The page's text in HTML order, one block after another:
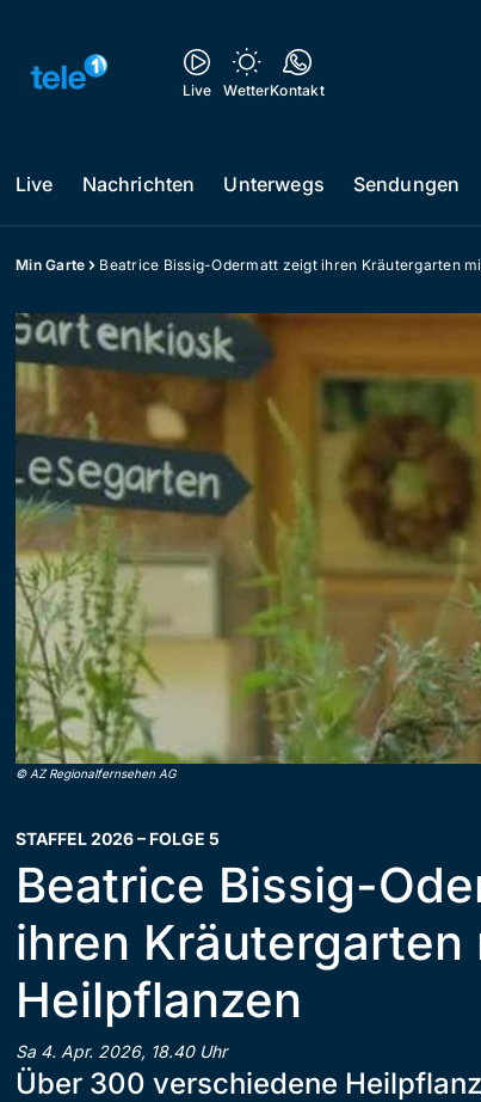
Live WetterKontakt
Live Nachrichten Unterwegs Sendungen
Min Garte Beatrice Bissig-Odermatt zeigt ihren Kräutergarten
© AZ Regionalfernsehen AG
STAFFEL 2026 – FOLGE 5
Beatrice Bissig-
ihren Kräutergarten
Heilpflanzen
Sa 4. Apr. 2026, 18.40 Uhr
Über 300 verschiedene